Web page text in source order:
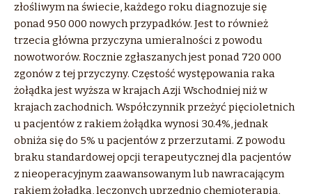
złośliwym na świecie, każdego roku diagnozuje się
ponad 950 000 nowych przypadków. Jest to również
trzecia główna przyczyna umieralności z powodu
nowotworów. Rocznie zgłaszanych jest ponad 720 000
zgonów z tej przyczyny. Częstość występowania raka
żołądka jest wyższa w krajach Azji Wschodniej niż w
krajach zachodnich. Współczynnik przeżyć pięcioletnich
u pacjentów z rakiem żołądka wynosi 30.4%, jednak
obniża się do 5% u pacjentów z przerzutami. Z powodu
braku standardowej opcji terapeutycznej dla pacjentów
z nieoperacyjnym zaawansowanym lub nawracającym
rakiem żołądka, leczonych uprzednio chemioterapią,